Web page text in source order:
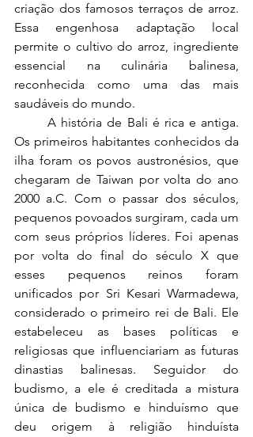
criação dos famosos terraços de arroz.
Essa engenhosa adaptação local
permite o cultivo do arroz, ingrediente
essencial na culinária balinesa,
reconhecida como uma das mais
saudáveis do mundo.
	A história de Bali é rica e antiga.
Os primeiros habitantes conhecidos da
ilha foram os povos austronésios, que
chegaram de Taiwan por volta do ano
2000 a.C. Com o passar dos séculos,
pequenos povoados surgiram, cada um
com seus próprios líderes. Foi apenas
por volta do final do século X que
esses pequenos reinos foram
unificados por Sri Kesari Warmadewa,
considerado o primeiro rei de Bali. Ele
estabeleceu as bases políticas e
religiosas que influenciariam as futuras
dinastias balinesas. Seguidor do
budismo, a ele é creditada a mistura
única de budismo e hinduísmo que
deu origem à religião hinduísta